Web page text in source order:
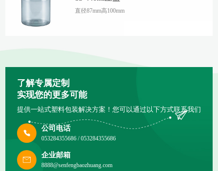
直径87mm高100mm
了解专属定制
实现您的更多可能
提供一站式塑料包装解决方案！您可以通过以下方式联系我们
公司电话
053284355686 / 053284355686
企业邮箱
8888@senfengbaozhuang.com